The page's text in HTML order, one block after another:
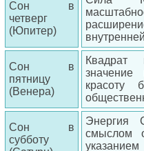
Сон в
четверг
(Юпитер)
Сон в
пятницу
(Венера)
Квадрат
красоту
Сон в
субботу
Энергия
смыслом